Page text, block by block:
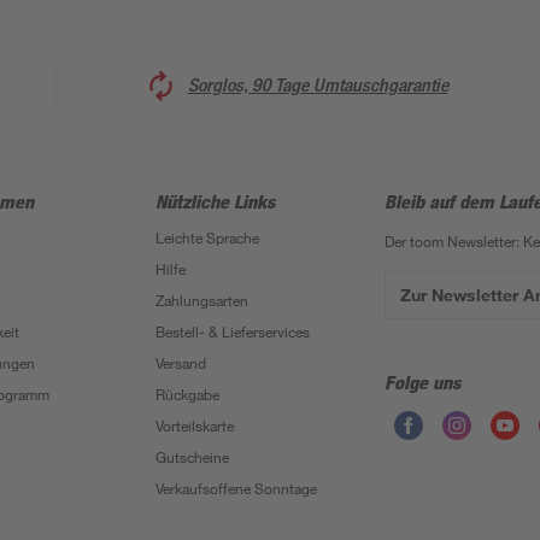
Sorglos, 90 Tage Umtauschgarantie
Nützliche Links
Leichte Sprache
Hilfe
Zahlungsarten
Bestell- & Lieferservices
Versand
Rückgabe
Vorteilskarte
Gutscheine
Verkaufsoffene Sonntage
Bleib auf dem
Der toom Newsletter:
Zur Newsletter
Folge uns